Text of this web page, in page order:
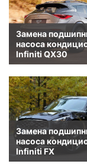
Замена
насоса
Infiniti QX30
Замена
насоса
Infiniti FX